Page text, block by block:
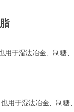
于湿法冶金、制糖
用于湿法冶金、制糖